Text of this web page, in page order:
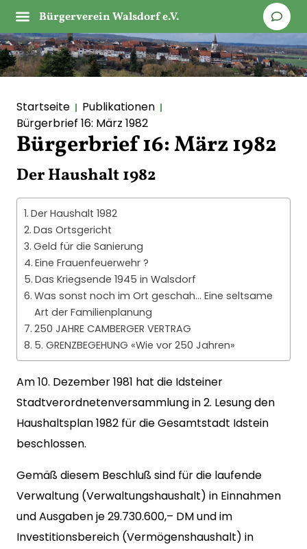
Bürgerverein Walsdorf e.V.
Startseite
Publikationen
Bürgerbrief 16: März 1982
Bürgerbrief 16: März 1982
Der Haushalt 1982
Der Haushalt 1982
Das Ortsgericht
Geld für die Sanierung
Eine Frauenfeuerwehr ?
Das Kriegsende 1945 in Walsdorf
Was sonst noch im Ort geschah… Eine seltsame
Art der Familienplanung
250 JAHRE CAMBERGER VERTRAG
5. GRENZBEGEHUNG «Wie vor 250 Jahren»
Am 10. Dezember 1981 hat die Idsteiner
Stadtverordnetenversammlung in 2. Lesung den
Haushaltsplan 1982 für die Gesamtstadt Idstein
beschlossen.
Gemäß diesem Beschluß sind für die laufende
Verwaltung (Verwaltungshaushalt) in Einnahmen
und Ausgaben je 29.730.600,– DM und im
Investitionsbereich (Vermögenshaushalt) in